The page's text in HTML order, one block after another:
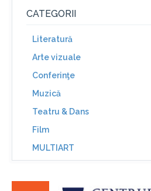
CATEGORII
Literatură
Arte vizuale
Conferinţe
Muzică
Teatru & Dans
Film
MULTIART